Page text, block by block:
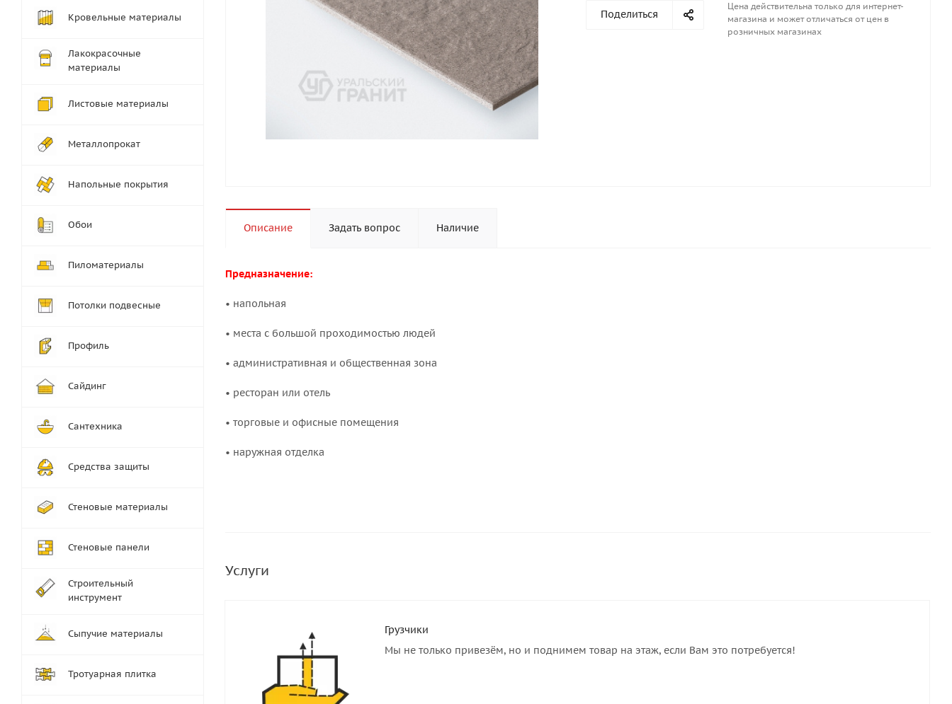
Поделиться
Цена действительна только для интернет-
магазина и может отличаться от цен в
розничных магазинах
Описание Задать вопрос Наличие
Предназначение:
• напольная
• места с большой проходимостью людей
• административная и общественная зона
• ресторан или отель
• торговые и офисные помещения
• наружная отделка
Услуги
Грузчики
Мы не только привезём, но и поднимем товар на этаж, если Вам это потребуется!
Кровельные материалы
Лакокрасочные
материалы
Листовые материалы
Металлопрокат
Напольные покрытия
Обои
Пиломатериалы
Потолки подвесные
Профиль
Сайдинг
Сантехника
Средства защиты
Стеновые материалы
Стеновые панели
Строительный
инструмент
Сыпучие материалы
Тротуарная плитка